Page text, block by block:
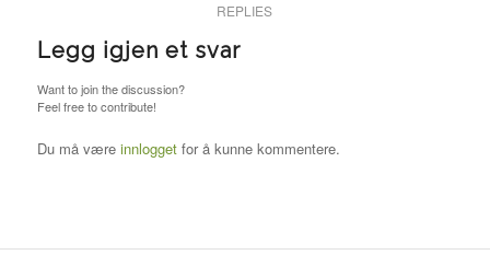
REPLIES
Legg igjen et svar
Want to join the discussion?
Feel free to contribute!
Du må være innloggetfor å kunne kommentere.